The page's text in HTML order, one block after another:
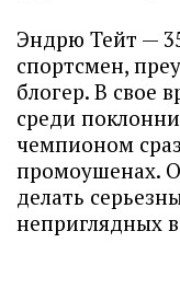
Эндрю Тейт —
спортсмен,
блогер. В свое
среди
чемпионом
промоушенах.
делать
неприглядных